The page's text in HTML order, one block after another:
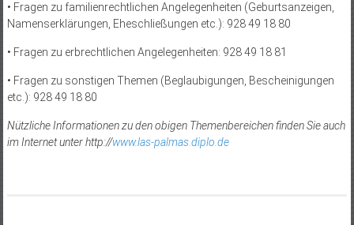
• Fragen zu familienrechtlichen Angelegenheiten (Geburtsanzeigen,
Namenserklärungen, Eheschließungen etc.): 928 49 18 80
• Fragen zu erbrechtlichen Angelegenheiten: 928 49 18 81
• Fragen zu sonstigen Themen (Beglaubigungen, Bescheinigungen
etc.): 928 49 18 80
Nützliche Informationen zu den obigen Themenbereichen finden Sie auch
im Internet unter http://www.las-palmas.diplo.de